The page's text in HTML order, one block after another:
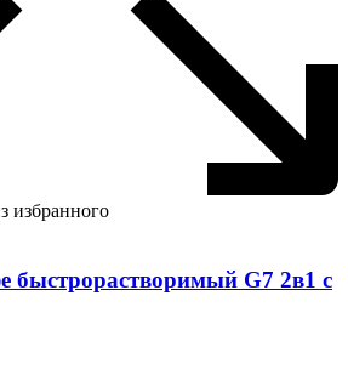
избранного
быстрорастворимый G7 2в1 с